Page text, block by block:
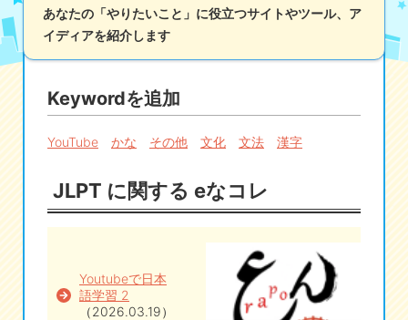
かな
iOSアプリ検索
eなコレ
eな情報局
あなたの「やりたいこと」に役立つサイトやツール、 ア
イディアを紹介します
Keywordを追加
YouTube かな その他 文化 文法 漢字
JLPT に関する eなコレ
Youtubeで日本
語学習 2
（2026.03.19）